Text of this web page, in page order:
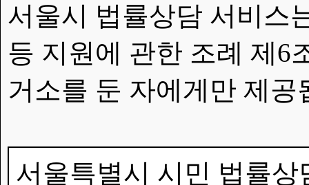
서울시 법률상담 서비스
등 지원에 관한 조례 제6
거소를 둔 자에게만 제공
서울특별시 시민 법률